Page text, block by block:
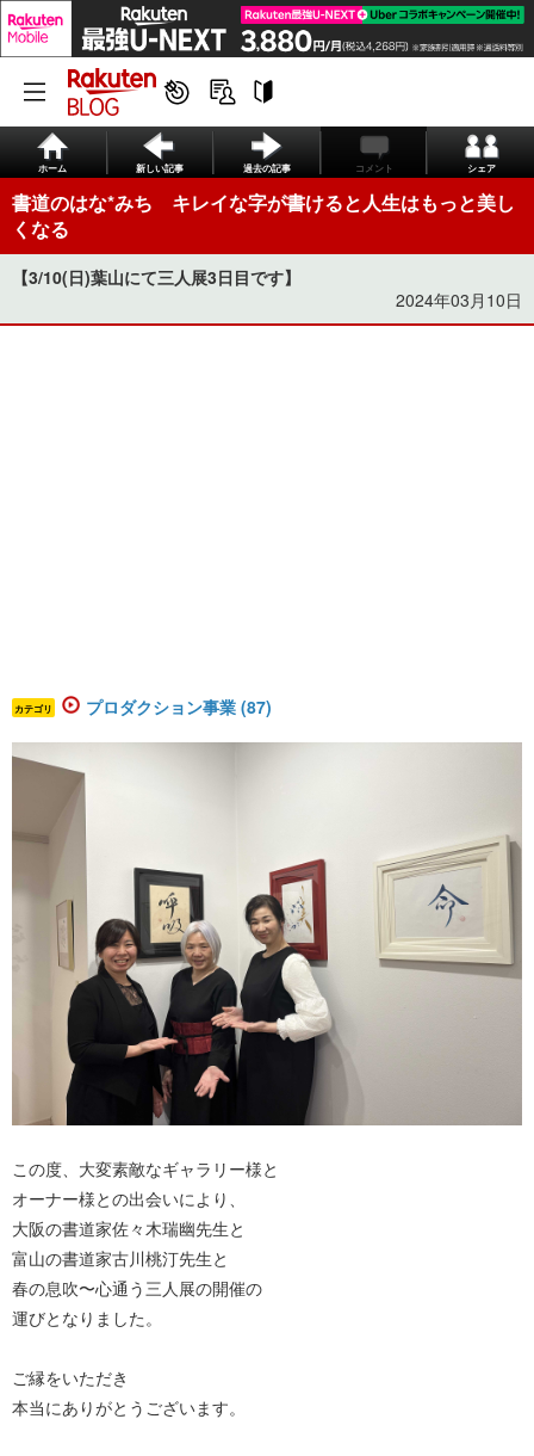
ホーム 新しい記事 過去の記事 コメント シェア
書道のはな*みち キレイな字が書けると人生はもっと美し
くなる
【3/10(日)葉山にて三人展3日目です】
2024年03月10日
カテゴリ プロダクション事業 (87)
この度、大変素敵なギャラリー様と
オーナー様との出会いにより、
大阪の書道家佐々木瑞幽先生と
富山の書道家古川桃汀先生と
春の息吹〜心通う三人展の開催の
運びとなりました。
ご縁をいただき
本当にありがとうございます。